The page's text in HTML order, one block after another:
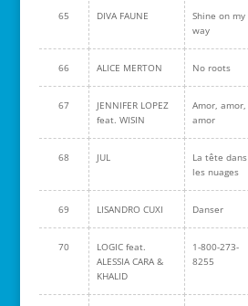
65 DIVA FAUNE
Shine on my
way
66 ALICE MERTON No roots
67
JENNIFER LOPEZ
feat. WISIN
Amor, amor,
amor
68 JUL
La tête dans
les nuages
69 LISANDRO CUXI Danser
70
LOGIC feat.
ALESSIA CARA &
KHALID
1-800-273-
8255